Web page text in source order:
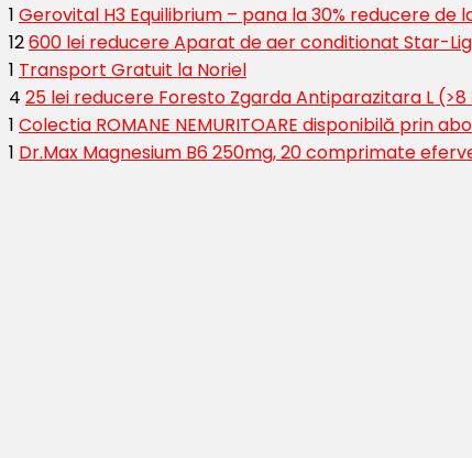
1 Gerovital H3 Equilibrium – pana la 30% reducere de
12600 lei reducere Aparat de aer conditionat Star-
1 Transport Gratuit la Noriel
4 25 lei reducere Foresto Zgarda Antiparazitara L (>8
1 Colectia ROMANE NEMURITOARE disponibilă prin
1 Dr.Max Magnesium B6 250mg, 20 comprimate